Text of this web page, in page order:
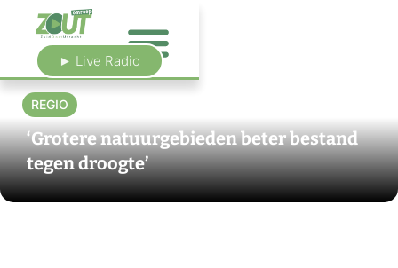
► Live Radio
REGIO
‘Grotere natuurgebieden beter bestand
tegen droogte’